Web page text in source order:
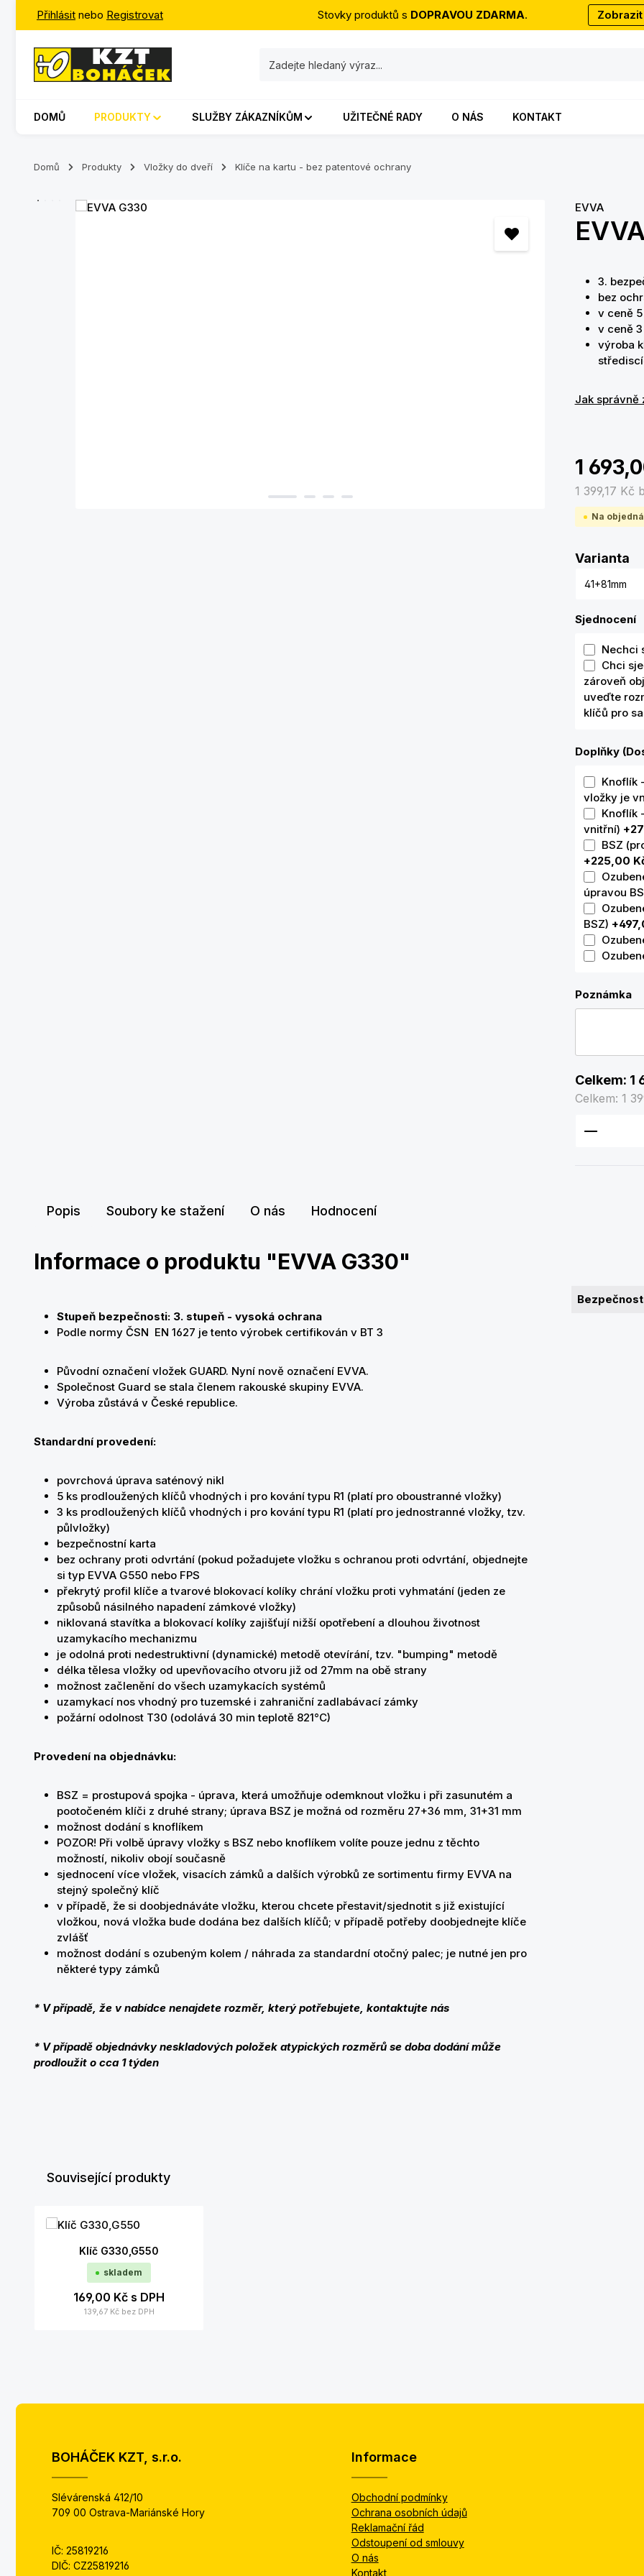
na hlavní obsah
Přeskočit na vyhledávání
Přeskočit na hlavní navigaci
Přihlásit nebo Registrovat Stovky produktů s DOPRAVOU ZDARMA.
DOMŮ PRODUKTY SLUŽBY ZÁKAZNÍKŮM UŽITEČNÉ RADY O NÁS KONTAKT
Domů Produkty Vložky do dveří Klíče na kartu - bez patentové ochrany
Přeskočit galerii obrázků EVVA
3.
bez
v ceně
v ceně
výroba
Jak správně
1
1 399,17 Kč
Na
Varianta
Sjednocení
Nechci
Chci
zároveň
uveďte
klíčů pro
Doplňky
Knoflík
vložky je
Knoflík
vnitřní)
BSZ
+225,00
úpravou
BSZ)
Poznámka
Celkem: 1
Celkem: 1
Popis Soubory ke stažení O nás Hodnocení
Informace o produktu "EVVA G330"
Stupeň bezpečnosti: 3. stupeň - vysoká ochrana
Podle normy ČSN EN 1627 je tento výrobek certifikován v BT 3
Původní označení vložek GUARD. Nyní nově označení EVVA.
Společnost Guard se stala členem rakouské skupiny EVVA.
Výroba zůstává v České republice.
Standardní provedení:
povrchová úprava saténový nikl
5 ks prodloužených klíčů vhodných i pro kování typu R1 (platí pro oboustranné vložky)
3 ks prodloužených klíčů vhodných i pro kování typu R1 (platí pro jednostranné vložky, tzv.
půlvložky)
bezpečnostní karta
bez ochrany proti odvrtání (pokud požadujete vložku s ochranou proti odvrtání, objednejte
si typ EVVA G550 nebo FPS
překrytý profil klíče a tvarové blokovací kolíky chrání vložku proti vyhmatání (jeden ze
způsobů násilného napadení zámkové vložky)
niklovaná stavítka a blokovací kolíky zajišťují nižší opotřebení a dlouhou životnost
uzamykacího mechanizmu
je odolná proti nedestruktivní (dynamické) metodě otevírání, tzv. "bumping" metodě
délka tělesa vložky od upevňovacího otvoru již od 27mm na obě strany
možnost začlenění do všech uzamykacích systémů
uzamykací nos vhodný pro tuzemské i zahraniční zadlabávací zámky
požární odolnost T30 (odolává 30 min teplotě 821°C)
Provedení na objednávku:
BSZ = prostupová spojka - úprava, která umožňuje odemknout vložku i při zasunutém a
pootočeném klíči z druhé strany; úprava BSZ je možná od rozměru 27+36 mm, 31+31 mm
možnost dodání s knoflíkem
POZOR! Při volbě úpravy vložky s BSZ nebo knoflíkem volíte pouze jednu z těchto
možností, nikoliv obojí současně
sjednocení více vložek, visacích zámků a dalších výrobků ze sortimentu firmy EVVA na
stejný společný klíč
v případě, že si doobjednáváte vložku, kterou chcete přestavit/sjednotit s již existující
vložkou, nová vložka bude dodána bez dalších klíčů; v případě potřeby doobjednejte klíče
zvlášť
možnost dodání s ozubeným kolem / náhrada za standardní otočný palec; je nutné jen pro
některé typy zámků
* V případě, že v nabídce nenajdete rozměr, který potřebujete, kontaktujte nás
* V případě objednávky neskladových položek atypických rozměrů se doba dodání může
prodloužit o cca 1 týden
Související produkty
Klíč G330,G550
skladem
169,00 Kčs DPH
139,67 Kč bez DPH
BOHÁČEK KZT, s.r.o.
Slévárenská 412/10
709 00 Ostrava-Mariánské Hory
IČ: 25819216
DIČ: CZ25819216
Informace
Obchodní podmínky
Ochrana osobních údajů
Reklamační řád
Odstoupení od smlouvy
O nás
Kontakt